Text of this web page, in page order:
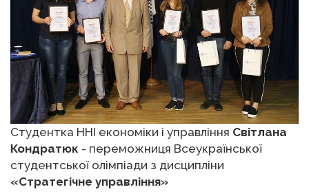
Студентка ННІ економіки і управління Світлана
Кондратюк - переможниця Всеукраїнської
студентської олімпіади з дисципліни
«Стратегічне управління»